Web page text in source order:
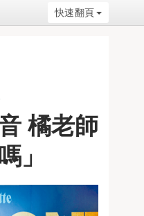
快速翻頁
橘老師
」